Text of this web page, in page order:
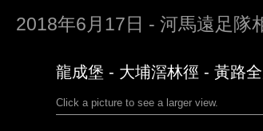
2018年6月17日 - 河馬遠足隊
龍成堡 - 大埔滘林徑 - 黃路
Click a picture to see a larger view.